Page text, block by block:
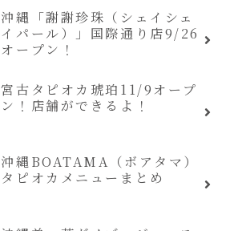
沖縄「謝謝珍珠（シェイシェ
イパール）」国際通り店9/26
オープン！
宮古タピオカ琥珀11/9オープ
ン！店舗ができるよ！
沖縄BOATAMA（ボアタマ）
タピオカメニューまとめ